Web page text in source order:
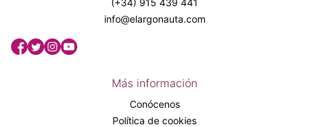
info@elargonauta.com
Más información
Conócenos
Política de cookies